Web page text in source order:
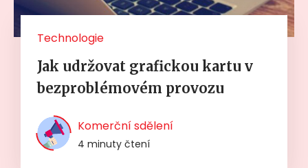
Technologie
Jak udržovat grafickou kartu v
bezproblémovém provozu
Komerční sdělení
4 minuty čtení